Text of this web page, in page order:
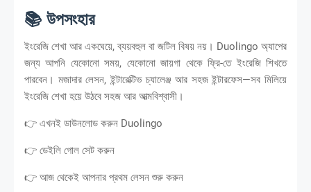
📚 উপসংহার
ইংরেজি শেখা আর একঘেয়ে, ব্যয়বহুল বা জটিল বিষয় নয়। Duolingo অ্যাপের
জন্য আপনি যেকোনো সময়, যেকোনো জায়গা থেকে ফ্রি-তে ইংরেজি শিখতে
পারবেন। মজাদার লেসন, ইন্টারেক্টিভ চ্যালেঞ্জ আর সহজ ইন্টারফেস—সব মিলিয়ে
ইংরেজি শেখা হয়ে উঠবে সহজ আর আত্মবিশ্বাসী।
👉 এখনই ডাউনলোড করুন Duolingo
👉 ডেইলি গোল সেট করুন
👉 আজ থেকেই আপনার প্রথম লেসন শুরু করুন